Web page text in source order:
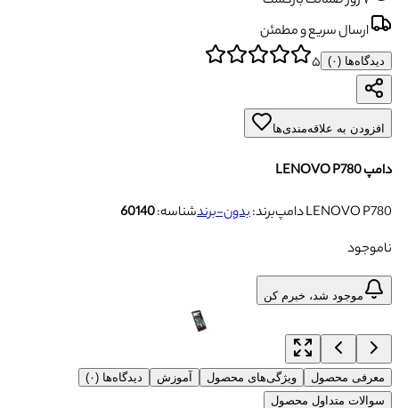
ارسال سریع و مطمئن
دیدگاه‌ها (۰) ۵
افزودن به علاقه‌مندی‌ها
دامپ LENOVO P780
دامپ LENOVO P780
برند:بدون-برندشناسه:60140
ناموجود
موجود شد، خبرم کن
معرفی محصول ویژگی‌های محصول آموزش
دیدگاه‌ها (۰)
سوالات متداول محصول